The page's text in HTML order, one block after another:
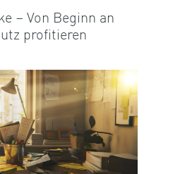
– Von Beginn an
profitieren